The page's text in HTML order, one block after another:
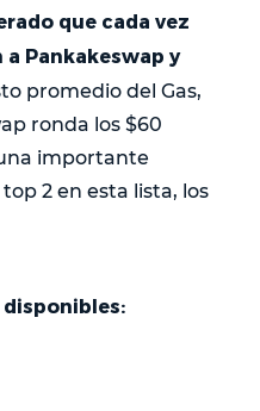
que cada vez
Pankakeswap y
promedio del Gas,
ronda los $60
importante
2 en esta lista, los